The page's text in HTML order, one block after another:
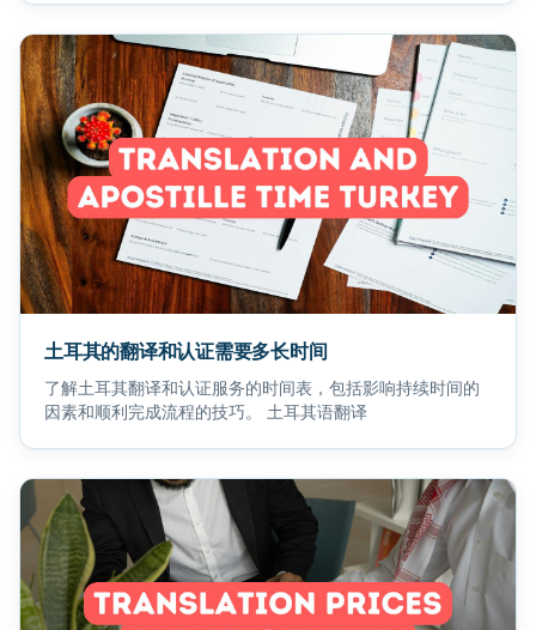
土耳其的翻译和认证需要多长时间
了解土耳其翻译和认证服务的时间表，包括影响持续时间的
因素和顺利完成流程的技巧。 土耳其语翻译